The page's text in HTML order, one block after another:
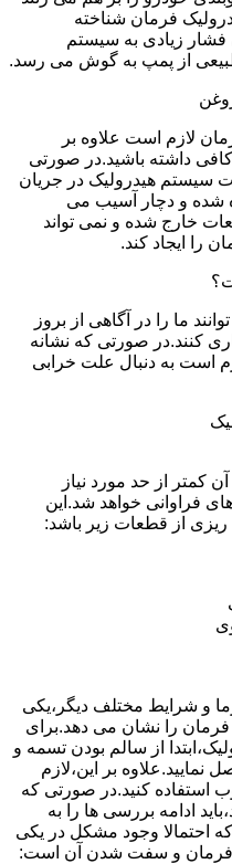
فرمان شناخته
فشار زیادی به سیستم
از پمپ به گوش می رسد.
لازم است علاوه بر
داشته باشید.در صورتی
سیستم هیدرولیک در جریان
شده و دچار آسیب می
خارج شده و نمی تواند
را ایجاد کند.
ما را در آگاهی از بروز
کنند.در صورتی که نشانه
است به دنبال علت خرابی
کمتر از حد مورد نیاز
فراوانی خواهد شد.این
از قطعات زیر باشد:
و شرایط مختلف دیگر،یکی
را نشان می دهد.برای
از سالم بودن تسمه و
بر این،لازم
استفاده کنید.در صورتی که
ادامه بررسی ها را به
احتمالا وجود مشکل در یکی
فرمان و سفت شدن آن است: